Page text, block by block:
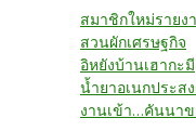
สมาชิกใหม่รายง
สวนผักเศรษฐกิจ
อิหยังบ้านเฮากะมี
น้ำยาอเนกประส
งานเข้า...คันนา